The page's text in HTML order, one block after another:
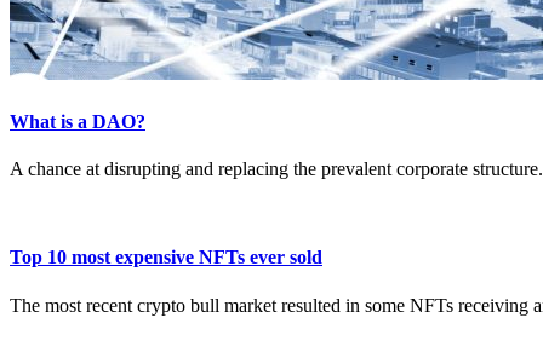
What is a DAO?
A chance at disrupting and replacing the prevalent corporate structure.
Top 10 most expensive NFTs ever sold
The most recent crypto bull market resulted in some NFTs receiving